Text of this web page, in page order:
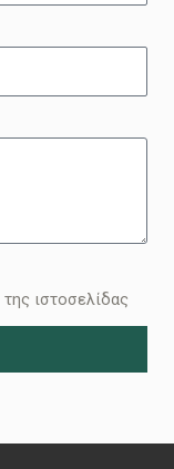
της ιστοσελίδας